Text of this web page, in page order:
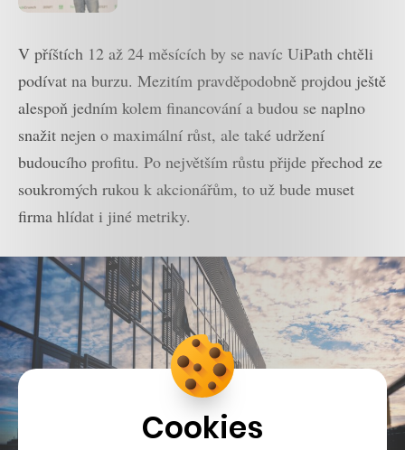
V příštích 12 až 24 měsících by se navíc UiPath chtěli
podívat na burzu. Mezitím pravděpodobně projdou ještě
alespoň jedním kolem financování a budou se naplno
snažit nejen o maximální růst, ale také udržení
budoucího profitu. Po největším růstu přijde přechod ze
soukromých rukou k akcionářům, to už bude muset
firma hlídat i jiné metriky.
Cookies